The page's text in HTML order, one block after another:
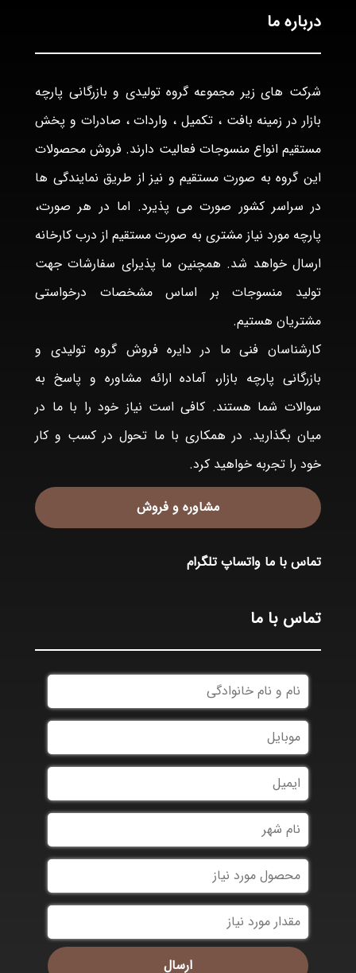
درباره ما
شرکت های زیر مجموعه گروه تولیدی و بازرگانی پارچه
بازار در زمینه بافت ، تکمیل ، واردات ، صادرات و پخش
مستقیم انواع منسوجات فعالیت دارند. فروش محصولات
این گروه به صورت مستقیم و نیز از طریق نمایندگی ها
در سراسر کشور صورت می پذیرد. اما در هر صورت،
پارچه مورد نیاز مشتری به صورت مستقیم از درب کارخانه
ارسال خواهد شد. همچنین ما پذیرای سفارشات جهت
تولید منسوجات بر اساس مشخصات درخواستی
مشتریان هستیم.
کارشناسان فنی ما در دایره فروش گروه تولیدی و
بازرگانی پارچه بازار، آماده ارائه مشاوره و پاسخ به
سوالات شما هستند. کافی است نیاز خود را با ما در
میان بگذارید. در همکاری با ما تحول در کسب و کار
خود را تجربه خواهید کرد.
مشاوره و فروش
تماس با ما واتساپ تلگرام
تماس با ما
*
*